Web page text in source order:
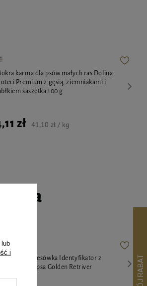
karma dla psów małych ras Dolina
Premium z gęsią, ziemniakami i
saszetka 100 g
zł 41,10 zł / kg
Adresówka Identyfikator z
dla psa Golden Retriver
lub
i